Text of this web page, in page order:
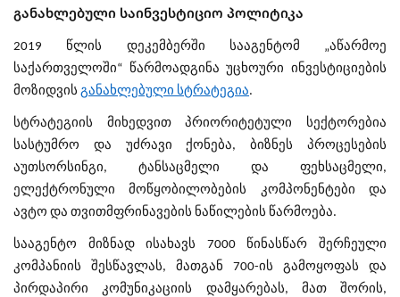
განახლებული საინვესტიციო პოლიტიკა
2019 წლის დეკემბერში სააგენტომ „აწარმოე
საქართველოში“ წარმოადგინა უცხოური ინვესტიციების
მოზიდვის განახლებული სტრატეგია.
სტრატეგიის მიხედვით პრიორიტეტული სექტორებია
სასტუმრო და უძრავი ქონება, ბიზნეს პროცესების
აუთსორსინგი, ტანსაცმელი და ფეხსაცმელი,
ელექტრონული მოწყობილობების კომპონენტები და
ავტო და თვითმფრინავების ნაწილების წარმოება.
სააგენტო მიზნად ისახავს 7000 წინასწარ შერჩეული
კომპანიის შესწავლას, მათგან 700-ის გამოყოფას და
პირდაპირი კომუნიკაციის დამყარებას, მათ შორის,